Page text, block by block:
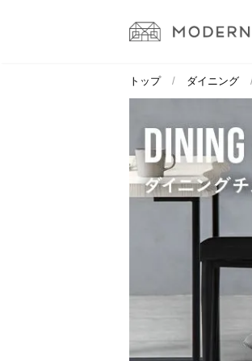
トップ ダイニング